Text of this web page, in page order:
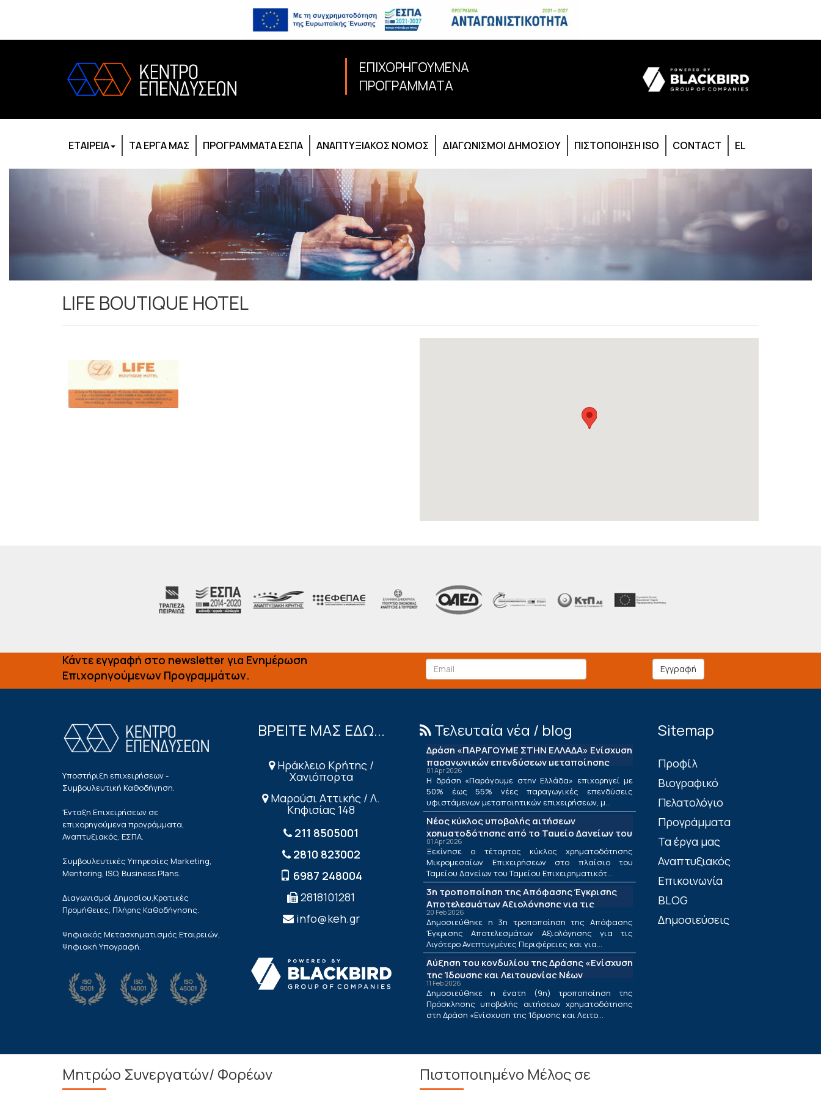
ΕΠΙΧΟΡΗΓΟΥΜΕΝΑ
ΠΡΟΓΡΑΜΜΑΤΑ
ΕΤΑΙΡΕΙΑ ΤΑ ΕΡΓΑ ΜΑΣ ΠΡΟΓΡΑΜΜΑΤΑ ΕΣΠΑ ΑΝΑΠΤΥΞΙΑΚΟΣ ΝΟΜΟΣ ΔΙΑΓΩΝΙΣΜΟΙ ΔΗΜΟΣΙΟΥ ΠΙΣΤΟΠΟΙΗΣΗ ISO CONTACT EL
LIFE BOUTIQUE HOTEL
Κάντε εγγραφή στο newsletter για Ενημέρωση
Επιχορηγούμενων Προγραμμάτων.
Εγγραφή
Υποστήριξη επιχειρήσεων -
Συμβουλευτική Καθοδήγηση.
Ένταξη Επιχειρήσεων σε
επιχορηγούμενα προγράμματα,
Αναπτυξιακός, ΕΣΠΑ.
Συμβουλευτικές Υπηρεσίες Marketing,
Mentoring, ISO, Business Plans.
Διαγωνισμοί Δημοσίου,Κρατικές
Προμήθειες, Πλήρης Καθοδήγησης.
Ψηφιακός Μετασχηματισμός Εταιρειών,
Ψηφιακή Υπογραφή.
ΒΡΕΙΤΕ ΜΑΣ ΕΔΩ...
Ηράκλειο Κρήτης /
Χανιόπορτα
Μαρούσι Αττικής / Λ.
Κηφισίας 148
211 8505001
2810 823002
6987 248004
2818101281
info@keh.gr
Τελευταία νέα / blog
Δράση «ΠΑΡΑΓΟΥΜΕ ΣΤΗΝ ΕΛΛΑΔΑ» Ενίσχυση
παραγωγικών επενδύσεων μεταποίησης
01 Apr 2026
Η δράση «Παράγουμε στην Ελλάδα» επιχορηγεί με
50% έως 55% νέες παραγωγικές επενδύσεις
υφιστάμενων μεταποιητικών επιχειρήσεων, μ...
Νέος κύκλος υποβολής αιτήσεων
χρηματοδότησης από το Ταμείο Δανείων του
ΤΕΠΙΧ ΙΙΙ
01 Apr 2026
Ξεκίνησε ο τέταρτος κύκλος χρηματοδότησης
Μικρομεσαίων Επιχειρήσεων στο πλαίσιο του
Ταμείου Δανείων του Ταμείου Επιχειρηματικότ...
3η τροποποίηση της Απόφασης Έγκρισης
Αποτελεσμάτων Αξιολόγησης για τις
Λιγότερο Ανεπτυγμένες Περιφέρειες και για
τις Περιφέρειες Μετάβασης στο πλαίσιο της
Δράσης «Ενίσχυση της Ίδρυσης και
Λειτουργίας Νέων Μικρομεσαίων
Τουριστικών Επιχειρήσεων»
20 Feb 2026
Δημοσιεύθηκε η 3η τροποποίηση της Απόφασης
Έγκρισης Αποτελεσμάτων Αξιολόγησης για τις
Λιγότερο Ανεπτυγμένες Περιφέρειες και για...
Αύξηση του κονδυλίου της Δράσης «Ενίσχυση
της Ίδρυσης και Λειτουργίας Νέων
Μικρομεσαίων Τουριστικών Επιχειρήσεων»
11 Feb 2026
Δημοσιεύθηκε η ένατη (9η) τροποποίηση της
Πρόσκλησης υποβολής αιτήσεων χρηματοδότησης
στη Δράση «Ενίσχυση της Ίδρυσης και Λειτο...
Sitemap
Πρoφίλ
Βιογραφικό
Πελατολόγιο
Προγράμματα
Τα έργα μας
Αναπτυξιακός
Επικοινωνία
BLOG
Δημοσιεύσεις
Μητρώο Συνεργατών/ Φορέων Πιστοποιημένο Μέλος σε